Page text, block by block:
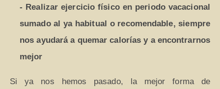
- Realizar ejercicio físico en periodo vacacional
sumado al ya habitual o recomendable, siempre
nos ayudará a quemar calorías y a encontrarnos
mejor
Si ya nos hemos pasado, la mejor forma de